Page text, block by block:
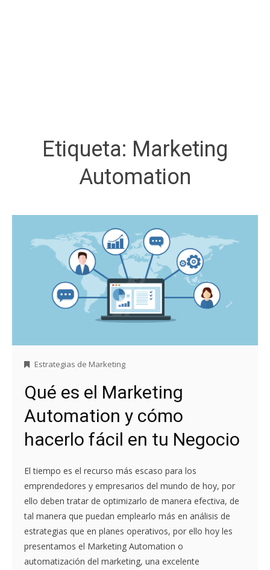
Etiqueta: Marketing
Automation
Estrategias de Marketing
Qué es el Marketing
Automation y cómo
hacerlo fácil en tu Negocio
El tiempo es el recurso más escaso para los
emprendedores y empresarios del mundo de hoy, por
ello deben tratar de optimizarlo de manera efectiva, de
tal manera que puedan emplearlo más en análisis de
estrategias que en planes operativos, por ello hoy les
presentamos el Marketing Automation o
automatización del marketing, una excelente